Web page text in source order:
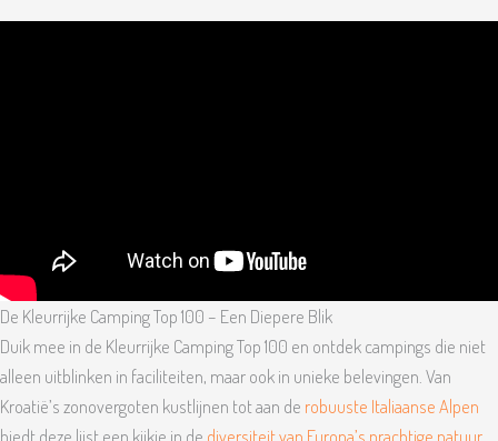
De Kleurrijke Camping Top 100 – Een Diepere Blik
Duik mee in de Kleurrijke Camping Top 100 en ontdek campings die niet
alleen uitblinken in faciliteiten, maar ook in unieke belevingen. Van
Kroatië’s zonovergoten kustlijnen tot aan de robuuste Italiaanse Alpen